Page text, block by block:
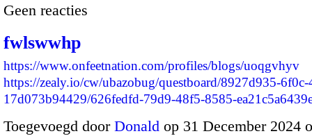
Geen reacties
fwlswwhp
https://www.onfeetnation.com/profiles/blogs/uoqgvhyv
https://zealy.io/cw/ubazobug/questboard/8927d935-6f0c-
17d073b94429/626fedfd-79d9-48f5-8585-
Toegevoegd door Donald op 31 December 2024